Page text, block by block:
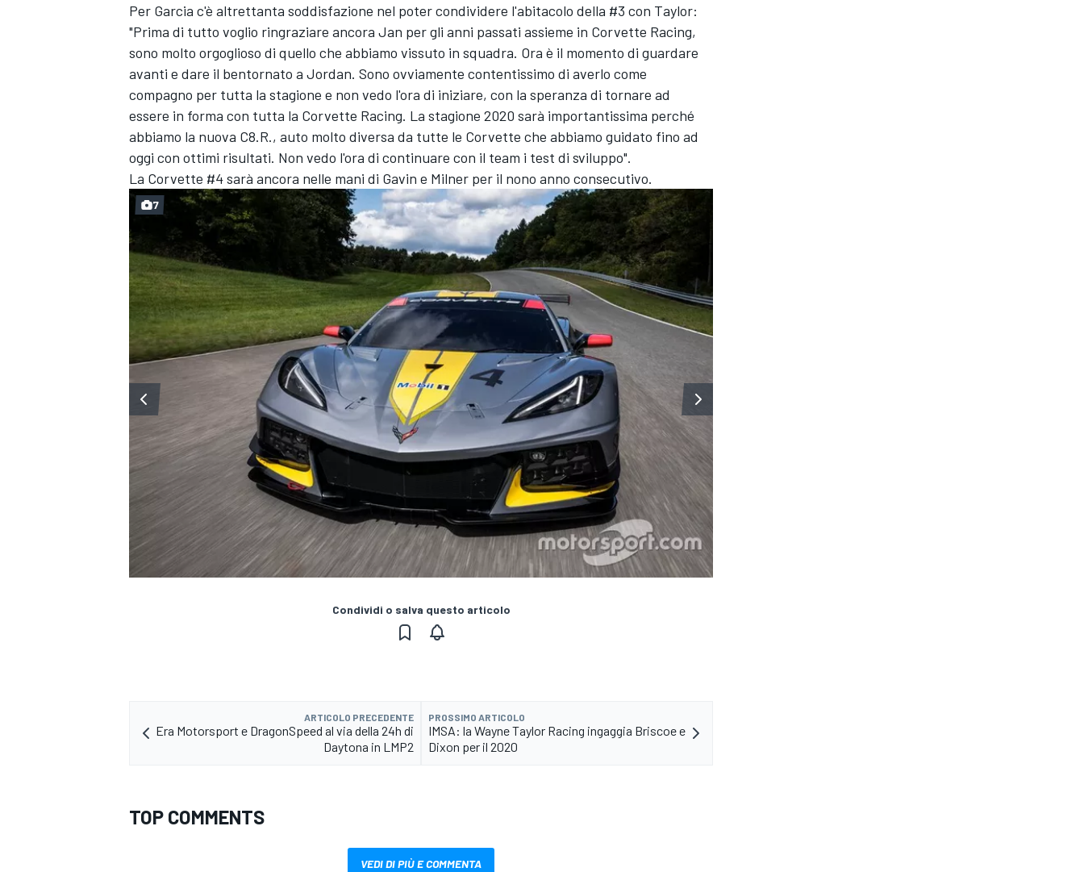
ENDURANCE/GT
Per Garcia c'è altrettanta soddisfazione nel poter condividere l'abitacolo della #3 con Taylor:
"Prima di tutto voglio ringraziare ancora Jan per gli anni passati assieme in Corvette Racing,
sono molto orgoglioso di quello che abbiamo vissuto in squadra. Ora è il momento di guardare
avanti e dare il bentornato a Jordan. Sono ovviamente contentissimo di averlo come
compagno per tutta la stagione e non vedo l'ora di iniziare, con la speranza di tornare ad
essere in forma con tutta la Corvette Racing. La stagione 2020 sarà importantissima perché
abbiamo la nuova C8.R., auto molto diversa da tutte le Corvette che abbiamo guidato fino ad
oggi con ottimi risultati. Non vedo l'ora di continuare con il team i test di sviluppo".
La Corvette #4 sarà ancora nelle mani di Gavin e Milner per il nono anno consecutivo.
7
Condividi o salva questo articolo
ARTICOLO PRECEDENTE
Era Motorsport e DragonSpeed al via della 24h di
Daytona in LMP2
PROSSIMO ARTICOLO
IMSA: la Wayne Taylor Racing ingaggia Briscoe e
Dixon per il 2020
TOP COMMENTS
VEDI DI PIÙ E COMMENTA